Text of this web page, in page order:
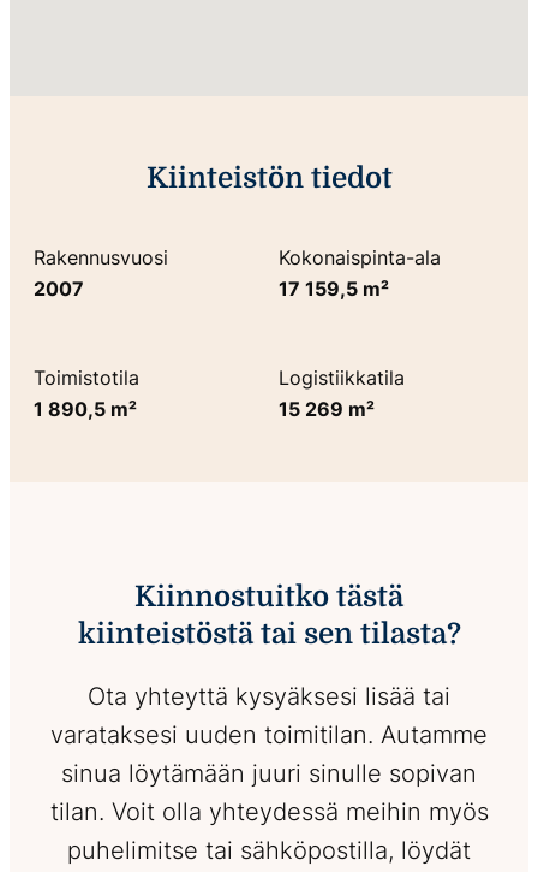
Kiinteistön tiedot
Rakennusvuosi
2007
Kokonaispinta-ala
17 159,5 m²
Toimistotila
1 890,5 m²
Logistiikkatila
15 269 m²
Kiinnostuitko tästä
kiinteistöstä tai sen tilasta?
Ota yhteyttä kysyäksesi lisää tai
varataksesi uuden toimitilan. Autamme
sinua löytämään juuri sinulle sopivan
tilan. Voit olla yhteydessä meihin myös
puhelimitse tai sähköpostilla, löydät